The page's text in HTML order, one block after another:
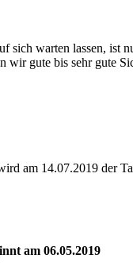
sich warten lassen, ist
wir gute bis sehr gute
am 14.07.2019 der
am 06.05.2019